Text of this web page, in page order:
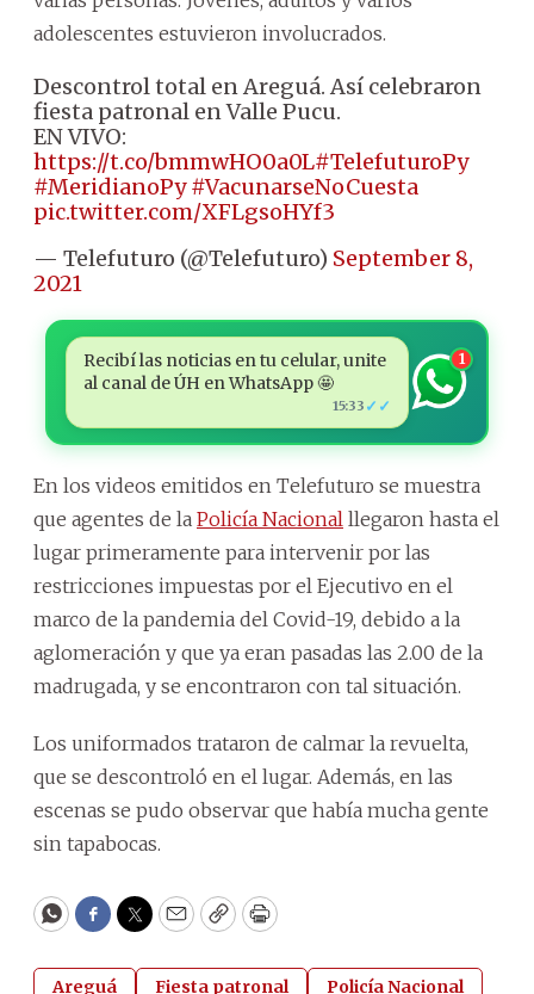
adolescentes estuvieron involucrados.
Descontrol total en Areguá. Así celebraron
fiesta patronal en Valle Pucu.
EN VIVO:
https://t.co/bmmwHO0a0L#TelefuturoPy
#MeridianoPy #VacunarseNoCuesta
pic.twitter.com/XFLgsoHYf3
— Telefuturo (@Telefuturo) September 8,
2021
Recibí las noticias en tu celular, unite
al canal de ÚH en WhatsApp 🤩
15:33 ✓✓
1
En los videos emitidos en Telefuturo se muestra
que agentes de la Policía Nacional llegaron hasta el
lugar primeramente para intervenir por las
restricciones impuestas por el Ejecutivo en el
marco de la pandemia del Covid-19, debido a la
aglomeración y que ya eran pasadas las 2.00 de la
madrugada, y se encontraron con tal situación.
Los uniformados trataron de calmar la revuelta,
que se descontroló en el lugar. Además, en las
escenas se pudo observar que había mucha gente
sin tapabocas.
WhatsApp
Facebook
Twitter
EmailCopyPrint
Areguá Fiesta patronal Policía Nacional